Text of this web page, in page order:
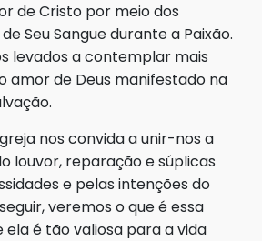
de Cristo por meio dos
Seu Sangue durante a Paixão.
levados a contemplar mais
amor de Deus manifestado na
nos convida a unir-nos a
louvor, reparação e súplicas
e pelas intenções do
veremos o que é essa
ela é tão valiosa para a vida